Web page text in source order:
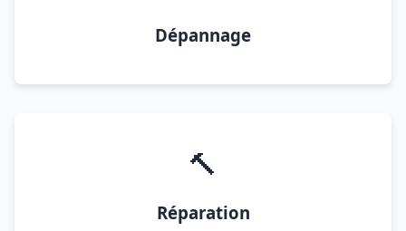
Dépannage
🔨
Réparation